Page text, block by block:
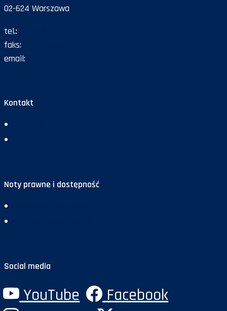
02-624 Warszawa
tel.:
faks:
email:
Kontakt
Noty prawne i dostępność
Social media
YouTube
Facebook